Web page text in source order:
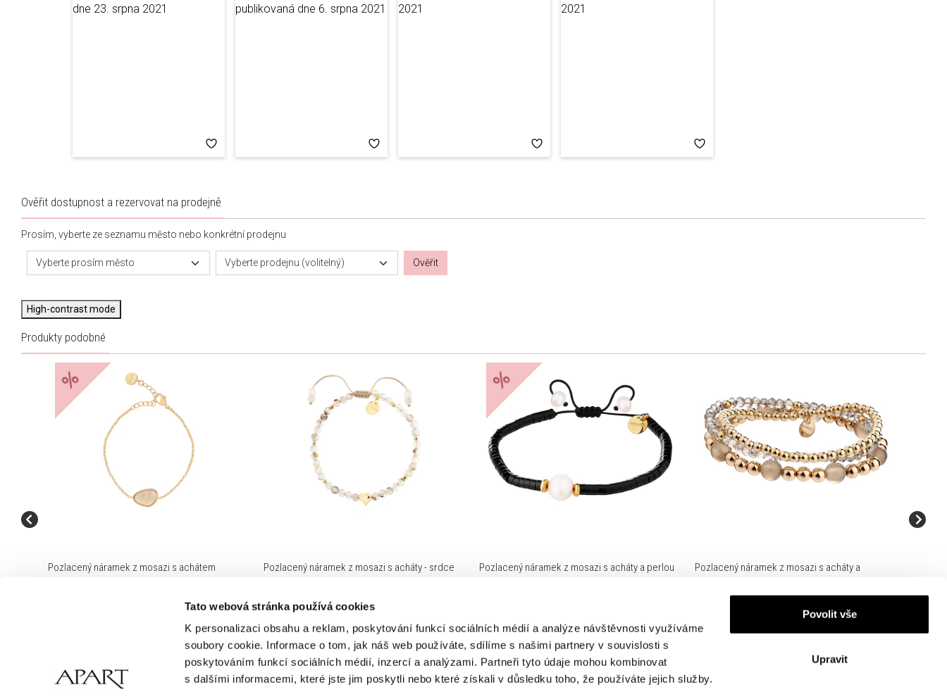
Tato webová stránka používá cookies
K personalizaci obsahu a reklam, poskytování funkcí sociálních médií a analýze návštěvnosti využíváme
soubory cookie. Informace o tom, jak náš web používáte, sdílíme s našimi partnery v souvislosti s
poskytováním funkcí sociálních médií, inzercí a analýzami. Partneři tyto údaje mohou kombinovat
s dalšími informacemi, které jste jim poskytli nebo které získali v důsledku toho, že používáte jejich služby.
Povolit vše
Upravit
Ověřit dostupnost a rezervovat na prodejně
Prosím, vyberte ze seznamu město nebo konkrétní prodejnu
Vyberte prosím město Vyberte prodejnu (volitelný) Ověřit
High-contrast mode
Produkty podobné
%
Pozlacený náramek z mosazi s achátem Pozlacený náramek z mosazi s acháty - srdce
890 Kč
%
Pozlacený náramek z mosazi s acháty a perlou
Nejnižší cena: 1090 Kč (-30%)
Pozlacený náramek z mosazi s acháty a